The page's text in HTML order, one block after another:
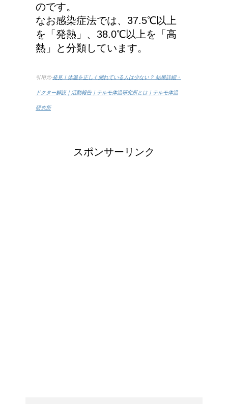
のです。
なお感染症法では、37.5℃以上
を「発熱」、38.0℃以上を「高
熱」と分類しています。
引用元-発見！体温を正しく測れている人は少ない？ 結果詳細・
ドクター解説｜活動報告｜テルモ体温研究所とは｜テルモ体温
研究所
スポンサーリンク